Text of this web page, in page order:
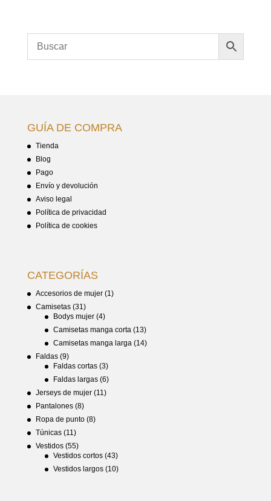
GUÍA DE COMPRA
Tienda
Blog
Pago
Envío y devolución
Aviso legal
Política de privacidad
Política de cookies
CATEGORÍAS
Accesorios de mujer (1)
Camisetas (31)
Bodys mujer (4)
Camisetas manga corta (13)
Camisetas manga larga (14)
Faldas (9)
Faldas cortas (3)
Faldas largas (6)
Jerseys de mujer (11)
Pantalones (8)
Ropa de punto (8)
Túnicas (11)
Vestidos (55)
Vestidos cortos (43)
Vestidos largos (10)